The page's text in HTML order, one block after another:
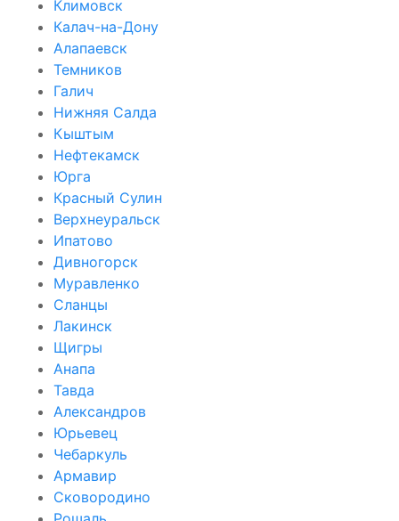
Климовск
Калач-на-Дону
Алапаевск
Темников
Галич
Нижняя Салда
Кыштым
Нефтекамск
Юрга
Красный Сулин
Верхнеуральск
Ипатово
Дивногорск
Муравленко
Сланцы
Лакинск
Щигры
Анапа
Тавда
Александров
Юрьевец
Чебаркуль
Армавир
Сковородино